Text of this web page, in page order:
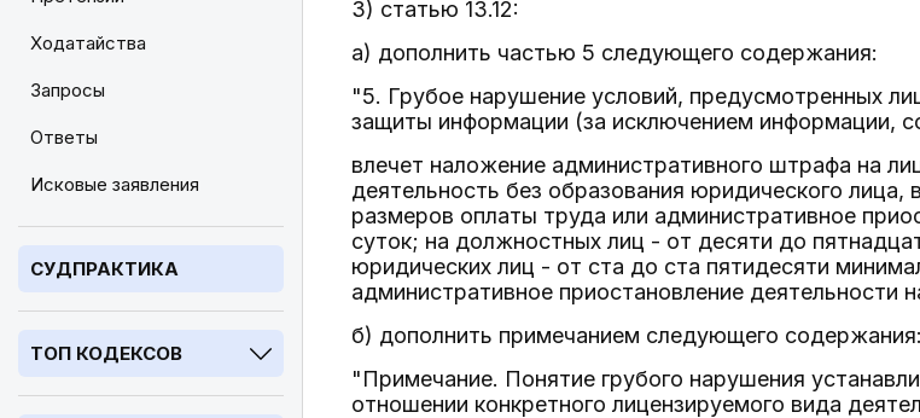
Ходатайства
Запросы
Ответы
Исковые заявления
СУДПРАКТИКА
ТОП КОДЕКСОВ
3) статью 13.12:
а) дополнить частью 5 следующего содержания:
"5. Грубое нарушение условий, предусмотренных
защиты информации (за исключением информации,
влечет наложение административного штрафа на
деятельность без образования юридического
размеров оплаты труда или административное
суток; на должностных лиц - от десяти до
юридических лиц - от ста до ста пятидесяти
административное приостановление деятельности
б) дополнить примечанием следующего содержания:
"Примечание. Понятие грубого нарушения
отношении конкретного лицензируемого вида